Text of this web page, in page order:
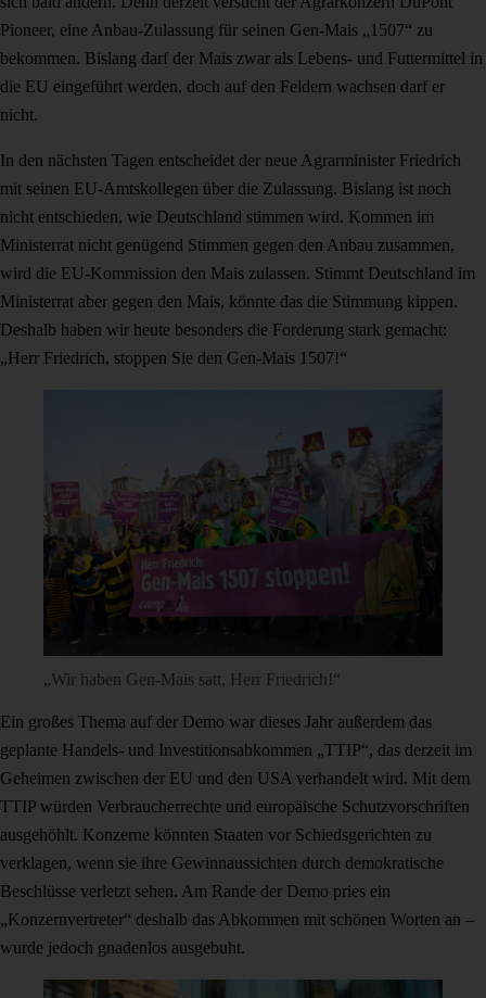
Pioneer, eine Anbau-Zulassung für seinen Gen-Mais „1507“ zu
bekommen. Bislang darf der Mais zwar als Lebens- und Futtermittel in
die EU eingeführt werden, doch auf den Feldern wachsen darf er
nicht.
In den nächsten Tagen entscheidet der neue Agrarminister Friedrich
mit seinen EU-Amtskollegen über die Zulassung. Bislang ist noch
nicht entschieden, wie Deutschland stimmen wird. Kommen im
Ministerrat nicht genügend Stimmen gegen den Anbau zusammen,
wird die EU-Kommission den Mais zulassen. Stimmt Deutschland im
Ministerrat aber gegen den Mais, könnte das die Stimmung kippen.
Deshalb haben wir heute besonders die Forderung stark gemacht:
„Herr Friedrich, stoppen Sie den Gen-Mais 1507!“
„Wir haben Gen-Mais satt, Herr Friedrich!“
Ein großes Thema auf der Demo war dieses Jahr außerdem das
geplante Handels- und Investitionsabkommen „TTIP“, das derzeit im
Geheimen zwischen der EU und den USA verhandelt wird. Mit dem
TTIP würden Verbraucherrechte und europäische Schutzvorschriften
ausgehöhlt. Konzerne könnten Staaten vor Schiedsgerichten zu
verklagen, wenn sie ihre Gewinnaussichten durch demokratische
Beschlüsse verletzt sehen. Am Rande der Demo pries ein
„Konzernvertreter“ deshalb das Abkommen mit schönen Worten an –
wurde jedoch gnadenlos ausgebuht.